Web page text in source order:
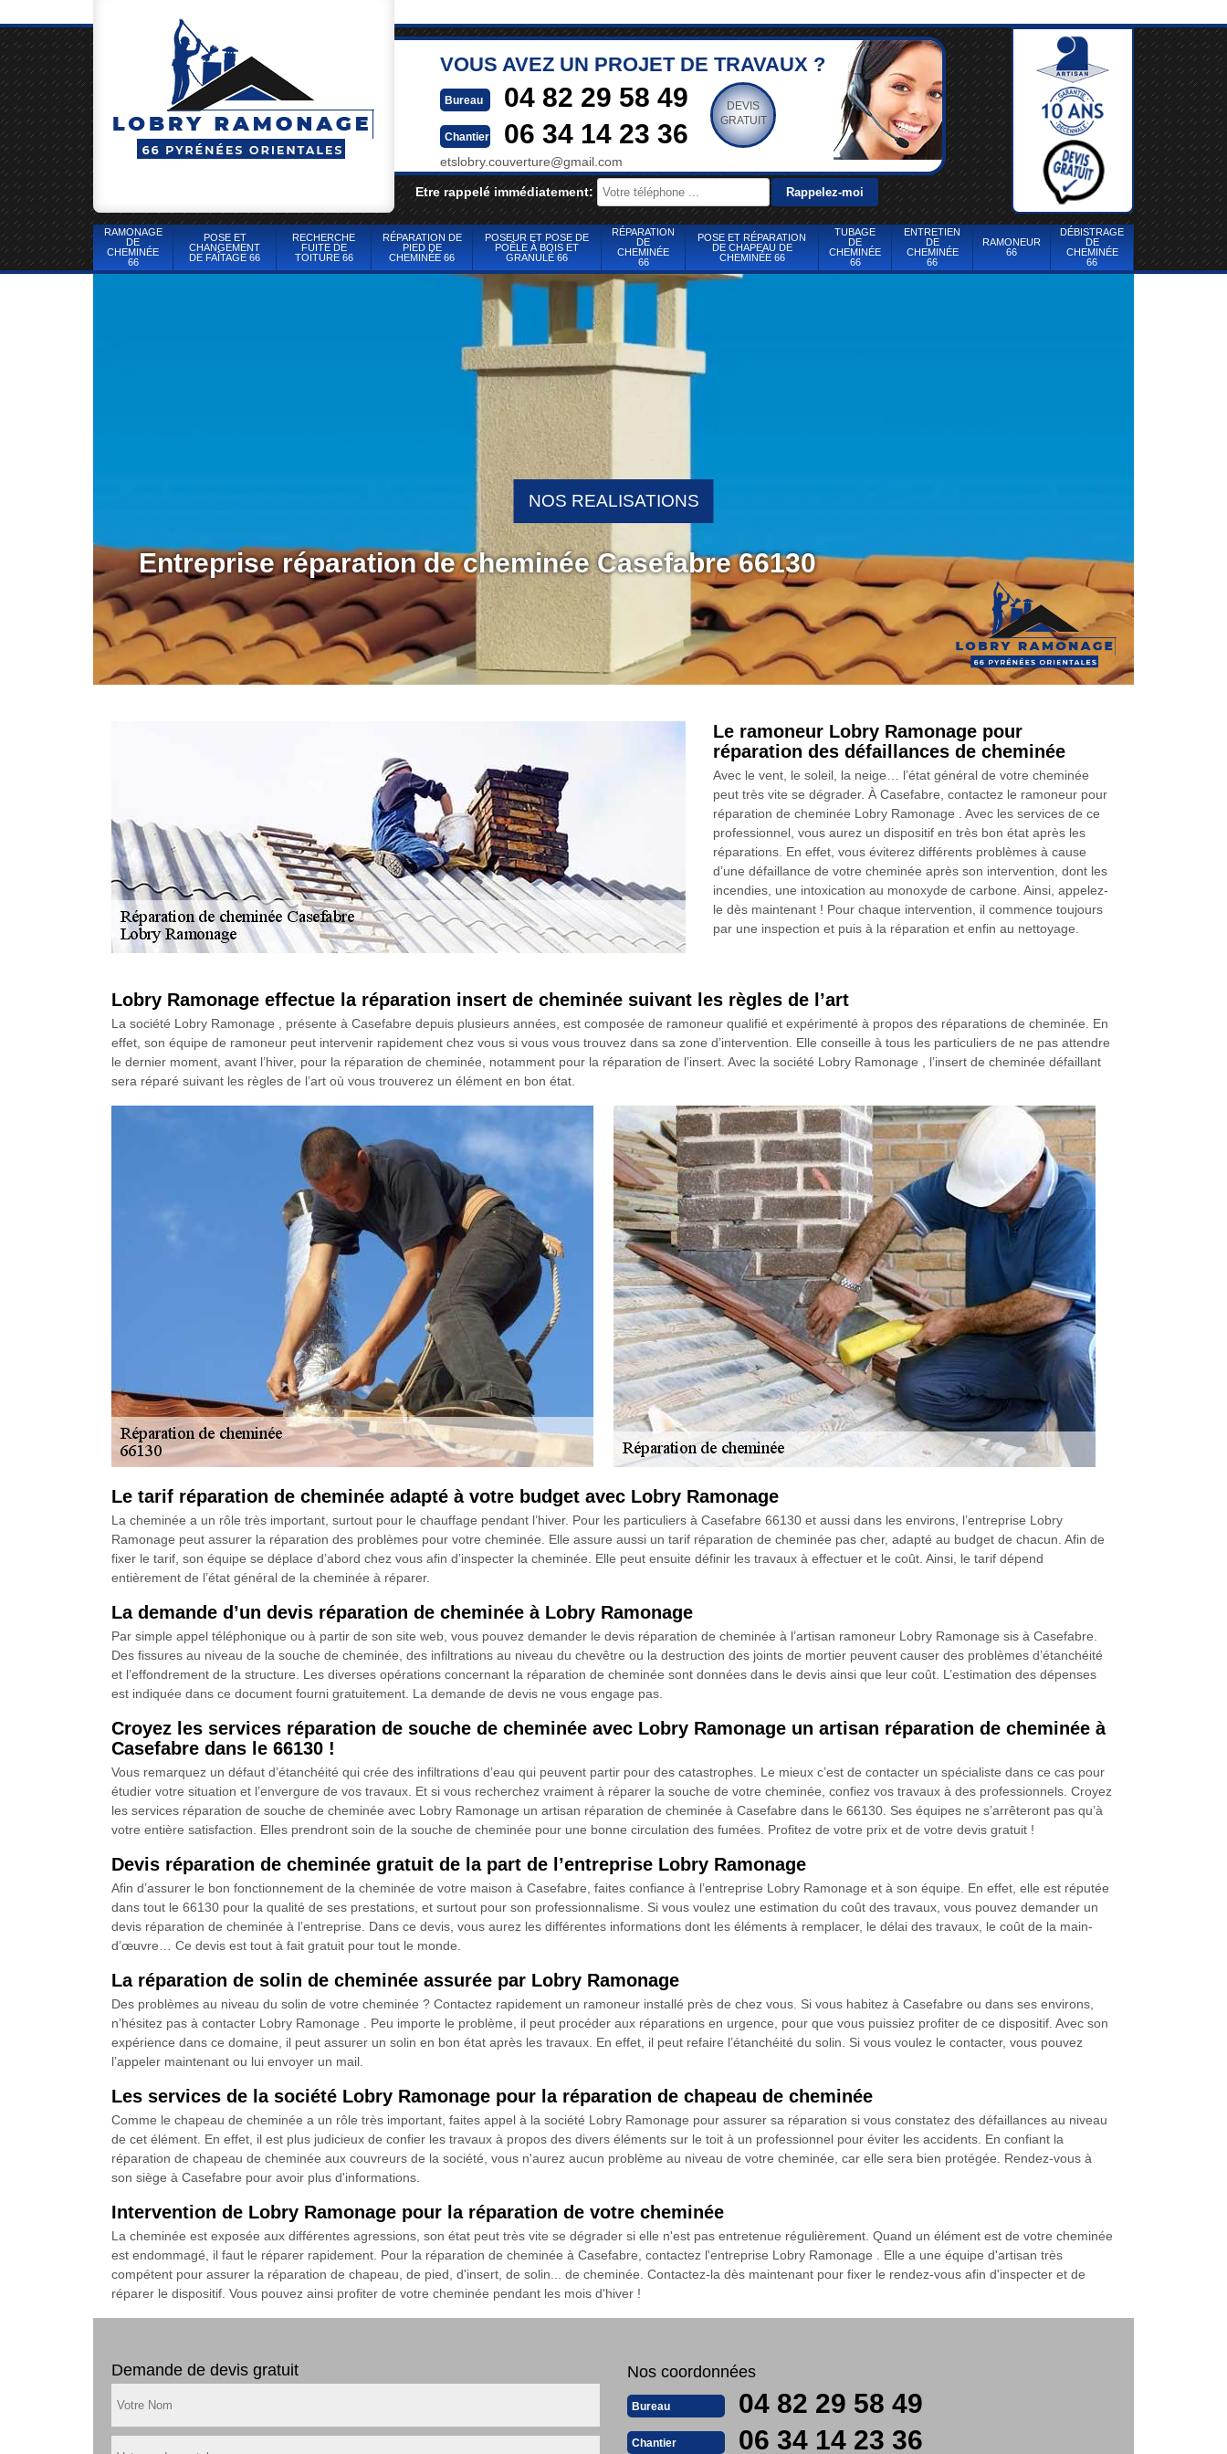
VOUS AVEZ UN PROJET DE TRAVAUX ?
Bureau 04 82 29 58 49
Chantier 06 34 14 23 36
etslobry.couverture@gmail.com
DEVIS
GRATUIT
Etre rappelé immédiatement:
RAMONAGE
DE
CHEMINÉE
66
POSE ET
CHANGEMENT
DE FAÎTAGE 66
RECHERCHE
FUITE DE
TOITURE 66
RÉPARATION DE
PIED DE
CHEMINÉE 66
POSEUR ET POSE DE
POÊLE À BOIS ET
GRANULÉ 66
RÉPARATION
DE
CHEMINÉE
66
POSE ET RÉPARATION
DE CHAPEAU DE
CHEMINÉE 66
TUBAGE
DE
CHEMINÉE
66
ENTRETIEN
DE
CHEMINÉE
66
RAMONEUR
66
DÉBISTRAGE
DE
CHEMINÉE
66
Entreprise réparation de cheminée Casefabre 66130
NOS REALISATIONS
Le ramoneur Lobry Ramonage pour
réparation des défaillances de cheminée
Avec le vent, le soleil, la neige… l’état général de votre cheminée
peut très vite se dégrader. À Casefabre, contactez le ramoneur pour
réparation de cheminée Lobry Ramonage . Avec les services de ce
professionnel, vous aurez un dispositif en très bon état après les
réparations. En effet, vous éviterez différents problèmes à cause
d’une défaillance de votre cheminée après son intervention, dont les
incendies, une intoxication au monoxyde de carbone. Ainsi, appelez-
le dès maintenant ! Pour chaque intervention, il commence toujours
par une inspection et puis à la réparation et enfin au nettoyage.
Lobry Ramonage effectue la réparation insert de cheminée suivant les règles de l’art
La société Lobry Ramonage , présente à Casefabre depuis plusieurs années, est composée de ramoneur qualifié et expérimenté à propos des réparations de cheminée. En
effet, son équipe de ramoneur peut intervenir rapidement chez vous si vous vous trouvez dans sa zone d’intervention. Elle conseille à tous les particuliers de ne pas attendre
le dernier moment, avant l’hiver, pour la réparation de cheminée, notamment pour la réparation de l’insert. Avec la société Lobry Ramonage , l’insert de cheminée défaillant
sera réparé suivant les règles de l’art où vous trouverez un élément en bon état.
Le tarif réparation de cheminée adapté à votre budget avec Lobry Ramonage
La cheminée a un rôle très important, surtout pour le chauffage pendant l’hiver. Pour les particuliers à Casefabre 66130 et aussi dans les environs, l’entreprise Lobry
Ramonage peut assurer la réparation des problèmes pour votre cheminée. Elle assure aussi un tarif réparation de cheminée pas cher, adapté au budget de chacun. Afin de
fixer le tarif, son équipe se déplace d’abord chez vous afin d’inspecter la cheminée. Elle peut ensuite définir les travaux à effectuer et le coût. Ainsi, le tarif dépend
entièrement de l’état général de la cheminée à réparer.
La demande d’un devis réparation de cheminée à Lobry Ramonage
Par simple appel téléphonique ou à partir de son site web, vous pouvez demander le devis réparation de cheminée à l’artisan ramoneur Lobry Ramonage sis à Casefabre.
Des fissures au niveau de la souche de cheminée, des infiltrations au niveau du chevêtre ou la destruction des joints de mortier peuvent causer des problèmes d’étanchéité
et l’effondrement de la structure. Les diverses opérations concernant la réparation de cheminée sont données dans le devis ainsi que leur coût. L’estimation des dépenses
est indiquée dans ce document fourni gratuitement. La demande de devis ne vous engage pas.
Croyez les services réparation de souche de cheminée avec Lobry Ramonage un artisan réparation de cheminée à
Casefabre dans le 66130 !
Vous remarquez un défaut d’étanchéité qui crée des infiltrations d’eau qui peuvent partir pour des catastrophes. Le mieux c’est de contacter un spécialiste dans ce cas pour
étudier votre situation et l’envergure de vos travaux. Et si vous recherchez vraiment à réparer la souche de votre cheminée, confiez vos travaux à des professionnels. Croyez
les services réparation de souche de cheminée avec Lobry Ramonage un artisan réparation de cheminée à Casefabre dans le 66130. Ses équipes ne s’arrêteront pas qu’à
votre entière satisfaction. Elles prendront soin de la souche de cheminée pour une bonne circulation des fumées. Profitez de votre prix et de votre devis gratuit !
Devis réparation de cheminée gratuit de la part de l’entreprise Lobry Ramonage
Afin d’assurer le bon fonctionnement de la cheminée de votre maison à Casefabre, faites confiance à l’entreprise Lobry Ramonage et à son équipe. En effet, elle est réputée
dans tout le 66130 pour la qualité de ses prestations, et surtout pour son professionnalisme. Si vous voulez une estimation du coût des travaux, vous pouvez demander un
devis réparation de cheminée à l’entreprise. Dans ce devis, vous aurez les différentes informations dont les éléments à remplacer, le délai des travaux, le coût de la main-
d’œuvre… Ce devis est tout à fait gratuit pour tout le monde.
La réparation de solin de cheminée assurée par Lobry Ramonage
Des problèmes au niveau du solin de votre cheminée ? Contactez rapidement un ramoneur installé près de chez vous. Si vous habitez à Casefabre ou dans ses environs,
n’hésitez pas à contacter Lobry Ramonage . Peu importe le problème, il peut procéder aux réparations en urgence, pour que vous puissiez profiter de ce dispositif. Avec son
expérience dans ce domaine, il peut assurer un solin en bon état après les travaux. En effet, il peut refaire l’étanchéité du solin. Si vous voulez le contacter, vous pouvez
l’appeler maintenant ou lui envoyer un mail.
Les services de la société Lobry Ramonage pour la réparation de chapeau de cheminée
Comme le chapeau de cheminée a un rôle très important, faites appel à la société Lobry Ramonage pour assurer sa réparation si vous constatez des défaillances au niveau
de cet élément. En effet, il est plus judicieux de confier les travaux à propos des divers éléments sur le toit à un professionnel pour éviter les accidents. En confiant la
réparation de chapeau de cheminée aux couvreurs de la société, vous n'aurez aucun problème au niveau de votre cheminée, car elle sera bien protégée. Rendez-vous à
son siège à Casefabre pour avoir plus d'informations.
Intervention de Lobry Ramonage pour la réparation de votre cheminée
La cheminée est exposée aux différentes agressions, son état peut très vite se dégrader si elle n'est pas entretenue régulièrement. Quand un élément est de votre cheminée
est endommagé, il faut le réparer rapidement. Pour la réparation de cheminée à Casefabre, contactez l'entreprise Lobry Ramonage . Elle a une équipe d'artisan très
compétent pour assurer la réparation de chapeau, de pied, d'insert, de solin... de cheminée. Contactez-la dès maintenant pour fixer le rendez-vous afin d'inspecter et de
réparer le dispositif. Vous pouvez ainsi profiter de votre cheminée pendant les mois d'hiver !
Demande de devis gratuit Nos coordonnées
Bureau 04 82 29 58 49
Chantier 06 34 14 23 36